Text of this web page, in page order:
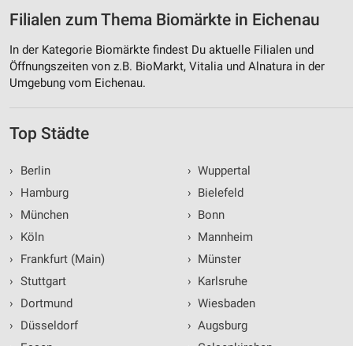
Filialen zum Thema Biomärkte in Eichenau
In der Kategorie Biomärkte findest Du aktuelle Filialen und
Öffnungszeiten von z.B. BioMarkt, Vitalia und Alnatura in der
Umgebung vom Eichenau.
Top Städte
›
Berlin
›
Hamburg
›
München
›
Köln
›
Frankfurt (Main)
› Stuttgart
›
Dortmund
›
Düsseldorf
› Wuppertal
› Bielefeld
› Bonn
› Mannheim
› Münster
› Karlsruhe
› Wiesbaden
› Augsburg